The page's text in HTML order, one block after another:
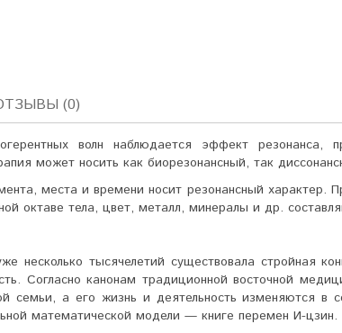
(0)
волн наблюдается эффект резонанса,
может носить как био­резонансный, так
места и времени носит ре­зонансный характер.
октаве тела, цвет, металл, минералы и др.
несколько тысячелетий суще­ствовала стройная
Согласно канонам традиционной восточной
семьи, а его жизнь и деятельность изменяются
математической модели — книге перемен И-цзин.